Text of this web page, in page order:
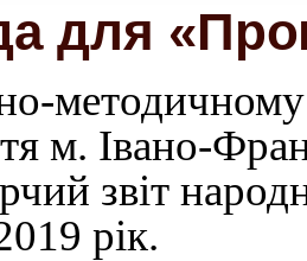
для
методичному
м. Івано-
звіт
рік.